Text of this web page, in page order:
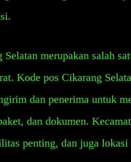
merupakan salah
Kode pos Cikarang
dan penerima untuk
dan dokumen.
penting, dan juga